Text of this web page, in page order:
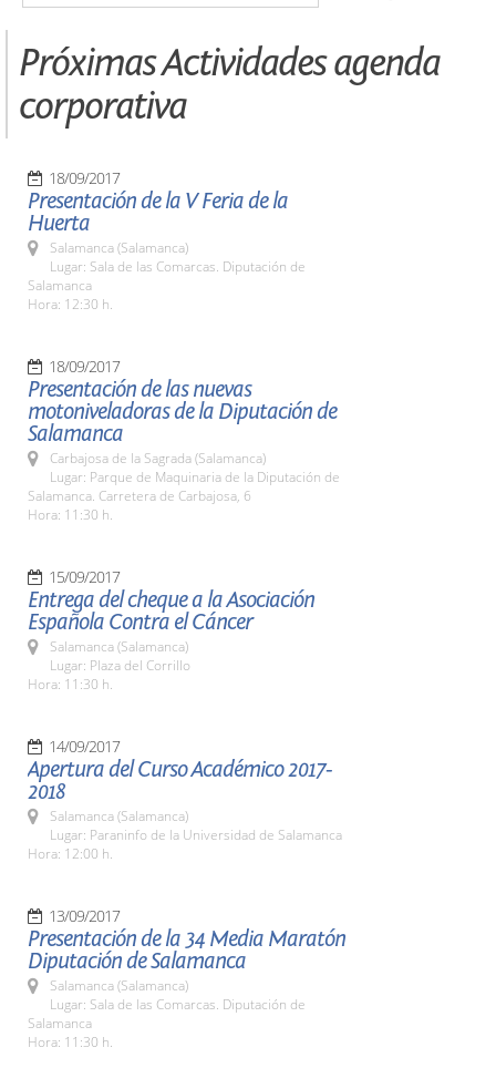
Próximas Actividades agenda
corporativa
18/09/2017
Presentación de la V Feria de la
Huerta
Salamanca (Salamanca)
Lugar: Sala de las Comarcas. Diputación de
Salamanca
Hora: 12:30 h.
18/09/2017
Presentación de las nuevas
motoniveladoras de la Diputación de
Salamanca
Carbajosa de la Sagrada (Salamanca)
Lugar: Parque de Maquinaria de la Diputación de
Salamanca. Carretera de Carbajosa, 6
Hora: 11:30 h.
15/09/2017
Entrega del cheque a la Asociación
Española Contra el Cáncer
Salamanca (Salamanca)
Lugar: Plaza del Corrillo
Hora: 11:30 h.
14/09/2017
Apertura del Curso Académico 2017-
2018
Salamanca (Salamanca)
Lugar: Paraninfo de la Universidad de Salamanca
Hora: 12:00 h.
13/09/2017
Presentación de la 34 Media Maratón
Diputación de Salamanca
Salamanca (Salamanca)
Lugar: Sala de las Comarcas. Diputación de
Salamanca
Hora: 11:30 h.